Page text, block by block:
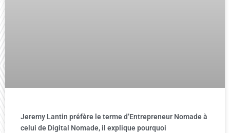
Jeremy Lantin préfère le terme d’Entrepreneur Nomade à
celui de Digital Nomade, il explique pourquoi